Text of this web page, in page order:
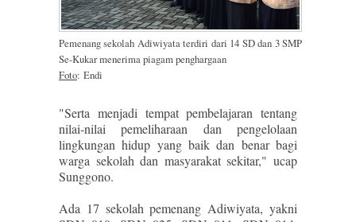
Pemenang sekolah Adiwiyata terdiri dari 14 SD dan 3 SMP
Se-Kukar menerima piagam penghargaan
Foto: Endi
"Serta menjadi tempat pembelajaran tentang
nilai‐nilai pemeliharaan dan pengelolaan
lingkungan hidup yang baik dan benar bagi
warga sekolah dan masyarakat sekitar," ucap
Sunggono.
Ada 17 sekolah pemenang Adiwiyata, yakni